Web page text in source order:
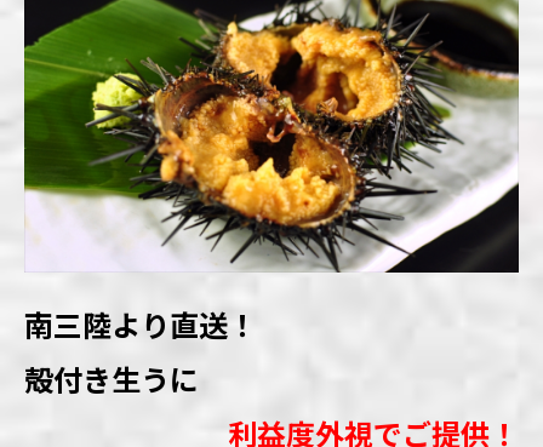
南三陸より直送！
殻付き生うに
利益度外視でご提供！